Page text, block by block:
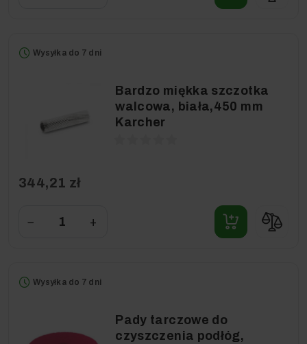
Wysyłka do 7 dni
Bardzo miękka szczotka
walcowa, biała,450 mm
Karcher
344,21 zł
− +
Wysyłka do 7 dni
Pady tarczowe do
czyszczenia podłóg,